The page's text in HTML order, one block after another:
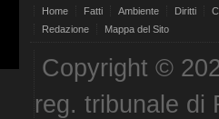
Home Fatti Ambiente Diritti
Redazione
Mappa del Sito
Copyright ©
reg. tribunale di